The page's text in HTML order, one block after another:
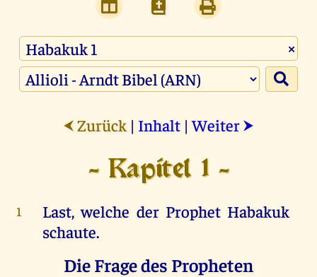
×
⮜ Zurück | Inhalt |Weiter ⮞
- Kapitel 1 -
1
Last, welche der Prophet Habakuk
schaute.
Die Frage des Propheten